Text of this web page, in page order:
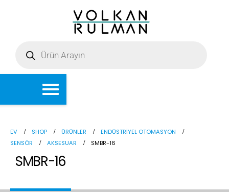
EV SHOP ÜRÜNLER
ENDÜSTRIYEL OTOMASYON
SENSÖR
AKSESUAR SMBR-16
SMBR-16